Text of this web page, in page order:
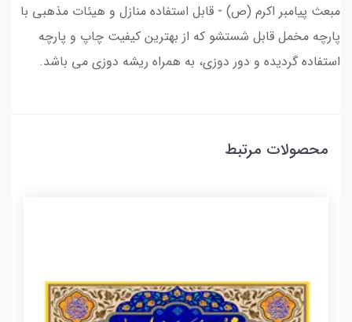
مبعث پیامبر اکرم (ص) - قابل استفاده منازل و هیئات مذهبی با
پارچه مخمل قابل شستشو که از بهترین کیفیت چاپ و پارچه
استفاده گردیده و دور دوزی، به همراه ریشه دوزی می باشد.
محصولات مرتبط